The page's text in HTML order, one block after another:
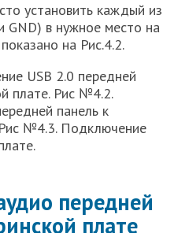
установить каждый из
GND) в нужное место на
на Рис.4.2.
USB 2.0 передней
плате. Рис №4.2.
панель к
Рис №4.3. Подключение
передней
плате